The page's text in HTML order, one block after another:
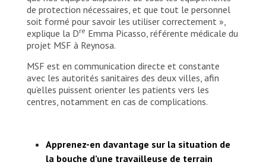
de protection nécessaires, et que tout le personnel
soit formé pour savoir les utiliser correctement »,
explique la Dre Emma Picasso, référente médicale du
projet MSF à Reynosa.
MSF est en communication directe et constante
avec les autorités sanitaires des deux villes, afin
qu’elles puissent orienter les patients vers les
centres, notamment en cas de complications.
Apprenez-en davantage sur la situation de
la bouche d’une travailleuse de terrain